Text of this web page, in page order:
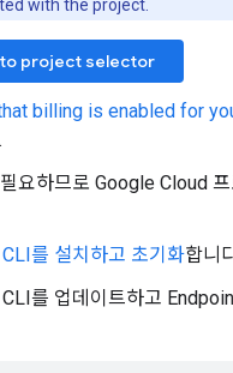
with the project.
project selector
billing is enabled for
.
요하므로 Google Cloud
를 설치하고 초기화합니
를 업데이트하고